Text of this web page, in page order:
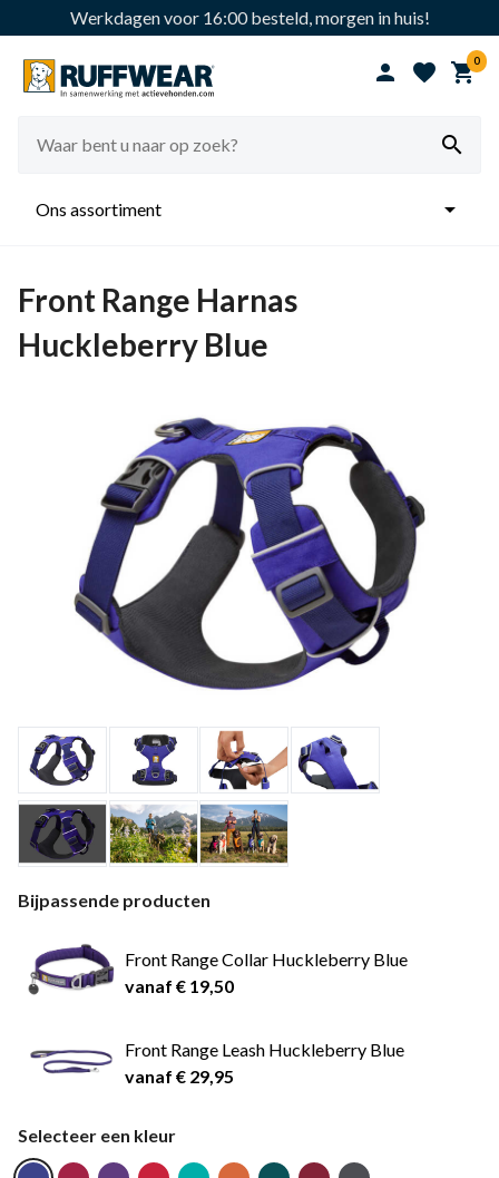
Werkdagen voor 16:00 besteld, morgen in huis!
  0

Ons assortiment 
Front Range Harnas
Huckleberry Blue
Bijpassende producten
Front Range Collar Huckleberry Blue
vanaf € 19,50
Front Range Leash Huckleberry Blue
vanaf € 29,95
Selecteer een kleur